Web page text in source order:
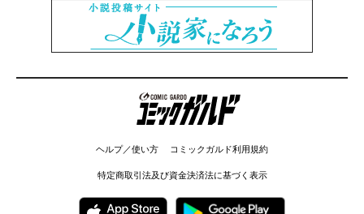
コミックガルド
ヘルプ／使い方 コミックガルド利用規約
特定商取引法及び資金決済法に基づく表示